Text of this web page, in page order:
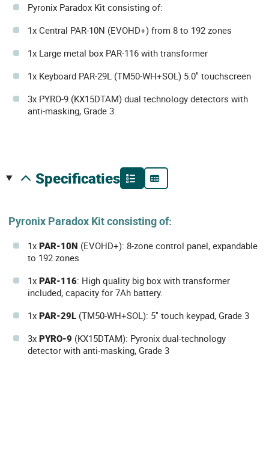
Pyronix Paradox Kit consisting of:
1x Central PAR-10N (EVOHD+) from 8 to 192 zones
1x Large metal box PAR-116 with transformer
1x Keyboard PAR-29L (TM50-WH+SOL) 5.0" touchscreen
3x PYRO-9 (KX15DTAM) dual technology detectors with
anti-masking, Grade 3.
specificaties
Pyronix Paradox Kit consisting of:
1x PAR-10N (EVOHD+): 8-zone control panel, expandable
to 192 zones
1x PAR-116: High quality big box with transformer
included, capacity for 7Ah battery.
1x PAR-29L (TM50-WH+SOL): 5" touch keypad, Grade 3
3x PYRO-9 (KX15DTAM): Pyronix dual-technology
detector with anti-masking, Grade 3